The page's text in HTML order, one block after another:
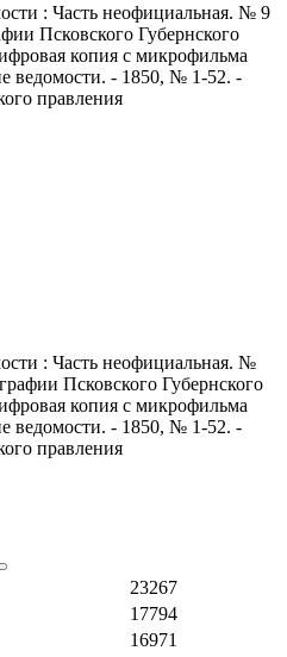
: Часть неофициальная. № 9
Псковского Губернского
копия с микрофильма
ведомости. - 1850, № 1-52. -
правления
: Часть неофициальная. №
Псковского Губернского
копия с микрофильма
ведомости. - 1850, № 1-52. -
правления
23267
17794
16971